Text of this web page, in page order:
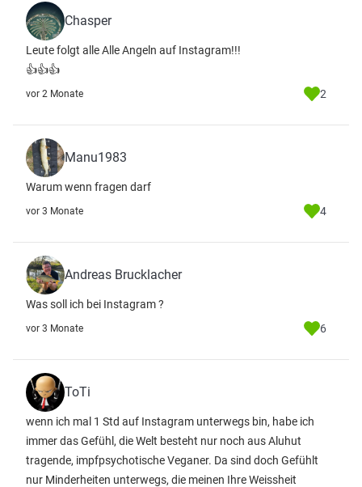
Chasper
Leute folgt alle Alle Angeln auf Instagram!!!
👍👍👍
vor 2 Monate 2
Manu1983
Warum wenn fragen darf
vor 3 Monate 4
Andreas Brucklacher
Was soll ich bei Instagram ?
vor 3 Monate 6
ToTi
wenn ich mal 1 Std auf Instagram unterwegs bin, habe ich
immer das Gefühl, die Welt besteht nur noch aus Aluhut
tragende, impfpsychotische Veganer. Da sind doch Gefühlt
nur Minderheiten unterwegs, die meinen Ihre Weissheit